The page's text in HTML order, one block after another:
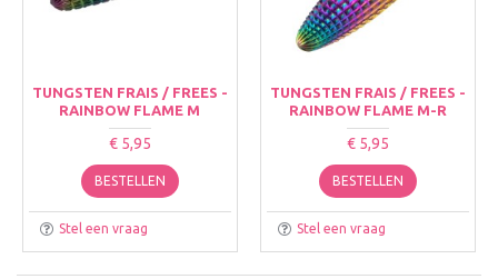
TUNGSTEN FRAIS / FREES -
RAINBOW FLAME M
€ 5,95
BESTELLEN
Stel een vraag
TUNGSTEN FRAIS / FREES -
RAINBOW FLAME M-R
€ 5,95
BESTELLEN
Stel een vraag